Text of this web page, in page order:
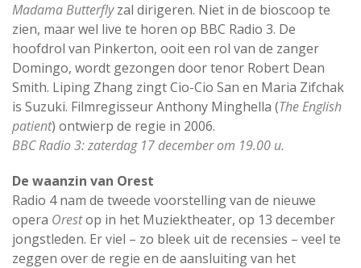
Madama Butterflyzal dirigeren. Niet in de bioscoop te
zien, maar wel live te horen op BBC Radio 3. De
hoofdrol van Pinkerton, ooit een rol van de zanger
Domingo, wordt gezongen door tenor Robert Dean
Smith. Liping Zhang zingt Cio-Cio San en Maria Zifchak
is Suzuki. Filmregisseur Anthony Minghella (The English
patient) ontwierp de regie in 2006.
BBC Radio 3: zaterdag 17 december om 19.00 u.
De waanzin van Orest
Radio 4 nam de tweede voorstelling van de nieuwe
opera Orestop in het Muziektheater, op 13 december
jongstleden. Er viel – zo bleek uit de recensies – veel te
zeggen over de regie en de aansluiting van het